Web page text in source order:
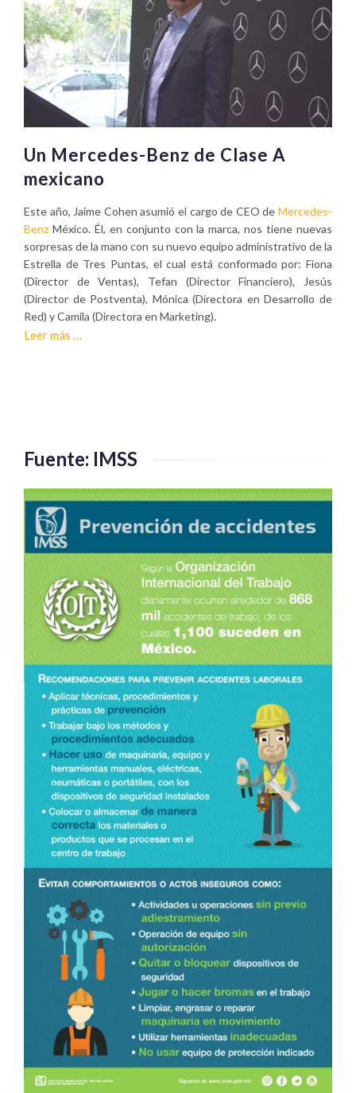
Un Mercedes-Benz de Clase A
mexicano
Este año, Jaime Cohen asumió el cargo de CEO de Mercedes-
Benz México. Él, en conjunto con la marca, nos tiene nuevas
sorpresas de la mano con su nuevo equipo administrativo de la
Estrella de Tres Puntas, el cual está conformado por: Fiona
(Director de Ventas), Tefan (Director Financiero), Jesús
(Director de Postventa), Mónica (Directora en Desarrollo de
Red) y Camila (Directora en Marketing).
Leer más
mexicano
…
Fuente: IMSS